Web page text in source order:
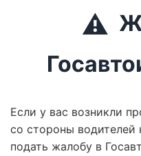
⚠️
Если у вас возникли
со стороны
подать жалобу в